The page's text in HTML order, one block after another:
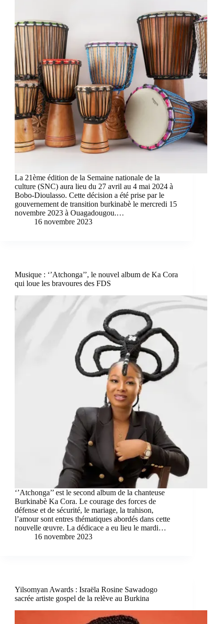
La 21ème édition de la Semaine nationale de la
culture (SNC) aura lieu du 27 avril au 4 mai 2024 à
Bobo-Dioulasso. Cette décision a été prise par le
gouvernement de transition burkinabè le mercredi 15
novembre 2023 à Ouagadougou.…
16 novembre 2023
Musique : ‘’Atchonga’’, le nouvel album de Ka Cora
qui loue les bravoures des FDS
‘’Atchonga’’ est le second album de la chanteuse
Burkinabè Ka Cora. Le courage des forces de
défense et de sécurité, le mariage, la trahison,
l’amour sont entres thématiques abordés dans cette
nouvelle œuvre. La dédicace a eu lieu le mardi…
16 novembre 2023
Yilsomyan Awards : Israëla Rosine Sawadogo
sacrée artiste gospel de la relève au Burkina